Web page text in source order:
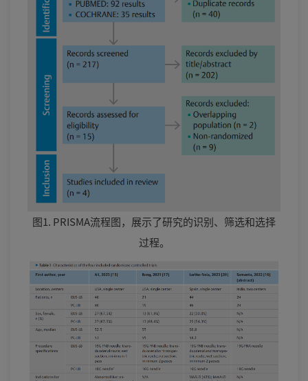
图1. PRISMA流程图，展示了研究的识别、筛选和选择
过程。